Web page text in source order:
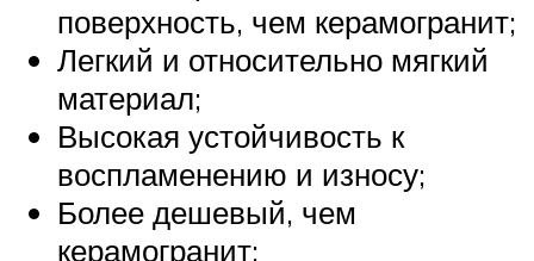
поверхность, чем керамогранит;
Легкий и относительно мягкий
материал;
Высокая устойчивость к
воспламенению и износу;
Более дешевый, чем
керамогранит;